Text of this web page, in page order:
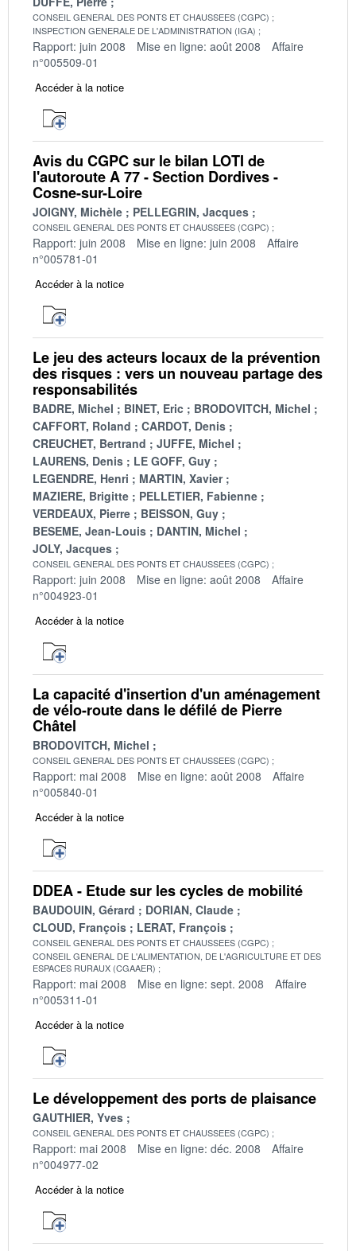
CONSEIL GENERAL DES PONTS ET CHAUSSEES (CGPC)
INSPECTION GENERALE DE L'ADMINISTRATION (IGA)
Rapport: juin 2008 Mise en ligne: août 2008
Affaire
n°005509-01
Accéder à la notice
Avis du CGPC sur le bilan LOTI de
l'autoroute A 77 - Section Dordives -
Cosne-sur-Loire
JOIGNY, Michèle PELLEGRIN, Jacques
CONSEIL GENERAL DES PONTS ET CHAUSSEES (CGPC)
Rapport: juin 2008 Mise en ligne: juin 2008
Affaire
n°005781-01
Accéder à la notice
Le jeu des acteurs locaux de la prévention
des risques : vers un nouveau partage des
responsabilités
BADRE, Michel BINET, Eric
BRODOVITCH, Michel
CAFFORT, Roland
CARDOT, Denis
CREUCHET, Bertrand
JUFFE, Michel
LAURENS, Denis
LE GOFF, Guy
LEGENDRE, Henri
MARTIN, Xavier
MAZIERE, Brigitte
PELLETIER, Fabienne
VERDEAUX, Pierre
BEISSON, Guy
BESEME, Jean-Louis
DANTIN, Michel
JOLY, Jacques
CONSEIL GENERAL DES PONTS ET CHAUSSEES (CGPC)
Rapport: juin 2008 Mise en ligne: août 2008
Affaire
n°004923-01
Accéder à la notice
La capacité d'insertion d'un aménagement
de vélo-route dans le défilé de Pierre
Châtel
BRODOVITCH, Michel
CONSEIL GENERAL DES PONTS ET CHAUSSEES (CGPC)
Rapport: mai 2008 Mise en ligne: août 2008
Affaire
n°005840-01
Accéder à la notice
DDEA - Etude sur les cycles de mobilité
BAUDOUIN, Gérard
DORIAN, Claude
CLOUD, François
LERAT, François
CONSEIL GENERAL DES PONTS ET CHAUSSEES (CGPC)
CONSEIL GENERAL DE L'ALIMENTATION, DE L'AGRICULTURE ET DES
ESPACES RURAUX (CGAAER)
Rapport: mai 2008 Mise en ligne: sept. 2008
Affaire
n°005311-01
Accéder à la notice
Le développement des ports de plaisance
GAUTHIER, Yves
CONSEIL GENERAL DES PONTS ET CHAUSSEES (CGPC)
Rapport: mai 2008 Mise en ligne: déc. 2008
Affaire
n°004977-02
Accéder à la notice